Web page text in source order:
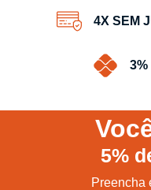
4X SEM
3%
5%
Preencha